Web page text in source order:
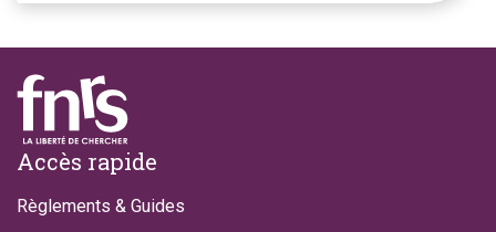
Footer
Accès rapide
Règlements & Guides